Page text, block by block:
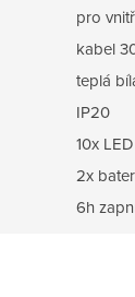
pro
kabel
teplá
IP20
10x
2x
6h